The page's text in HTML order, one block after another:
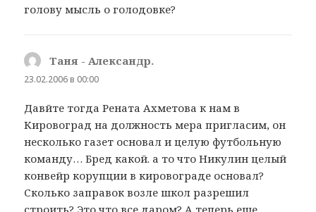
голову мысль о голодовке?
Таня - Александр.
23.02.2006 в 00:00
Давйте тогда Рената Ахметова к нам в
Кировоград на должность мера пригласим, он
несколько газет основал и целую футбольную
команду… Бред какой. а то что Никулин целый
конвейр корупции в кировограде основал?
Сколько заправок возле школ разрешил
строить? Это что все даром? А теперь еще